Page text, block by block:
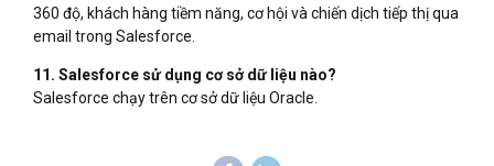
360 độ, khách hàng tiềm năng, cơ hội và chiến dịch tiếp thị qua
email trong Salesforce.
11. Salesforce sử dụng cơ sở dữ liệu nào?
Salesforce chạy trên cơ sở dữ liệu Oracle.